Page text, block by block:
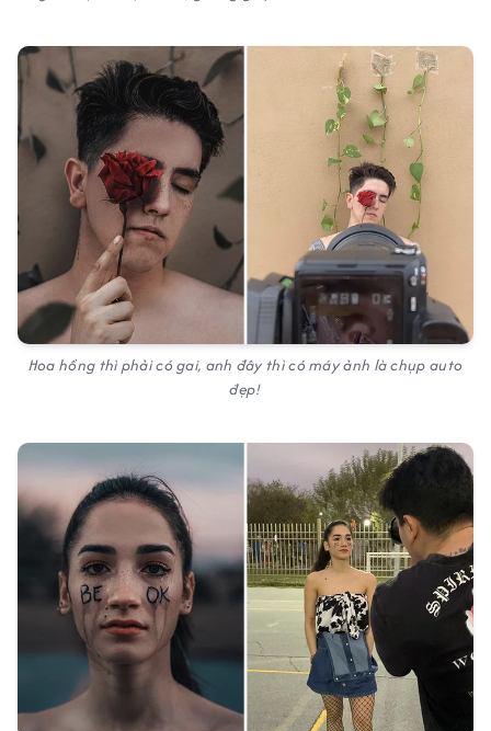
Hoa hồng thì phải có gai, anh đây thì có máy ảnh là chụp auto
đẹp!